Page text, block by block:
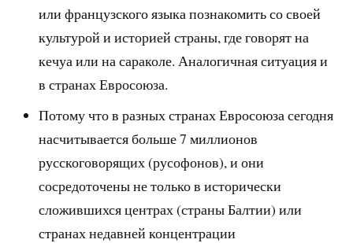
или французского языка познакомить со своей
культурой и историей страны, где говорят на
кечуа или на сараколе. Аналогичная ситуация и
в странах Евросоюза.
Потому что в разных странах Евросоюза сегодня
насчитывается больше 7 миллионов
русскоговорящих (русофонов), и они
сосредоточены не только в исторически
сложившихся центрах (страны Балтии) или
странах недавней концентрации